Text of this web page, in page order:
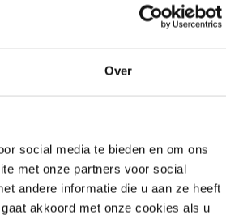
Over
social media te bieden en om ons
met onze partners voor social
andere informatie die u aan ze heeft
akkoord met onze cookies als u